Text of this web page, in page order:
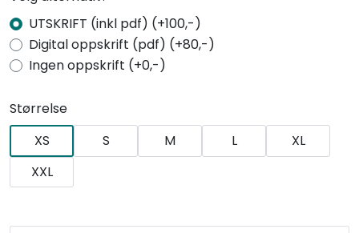
UTSKRIFT (inkl pdf) (+100,-)
Digital oppskrift (pdf) (+80,-)
Ingen oppskrift (+0,-)
Størrelse
XS
S M L
XL
XXL